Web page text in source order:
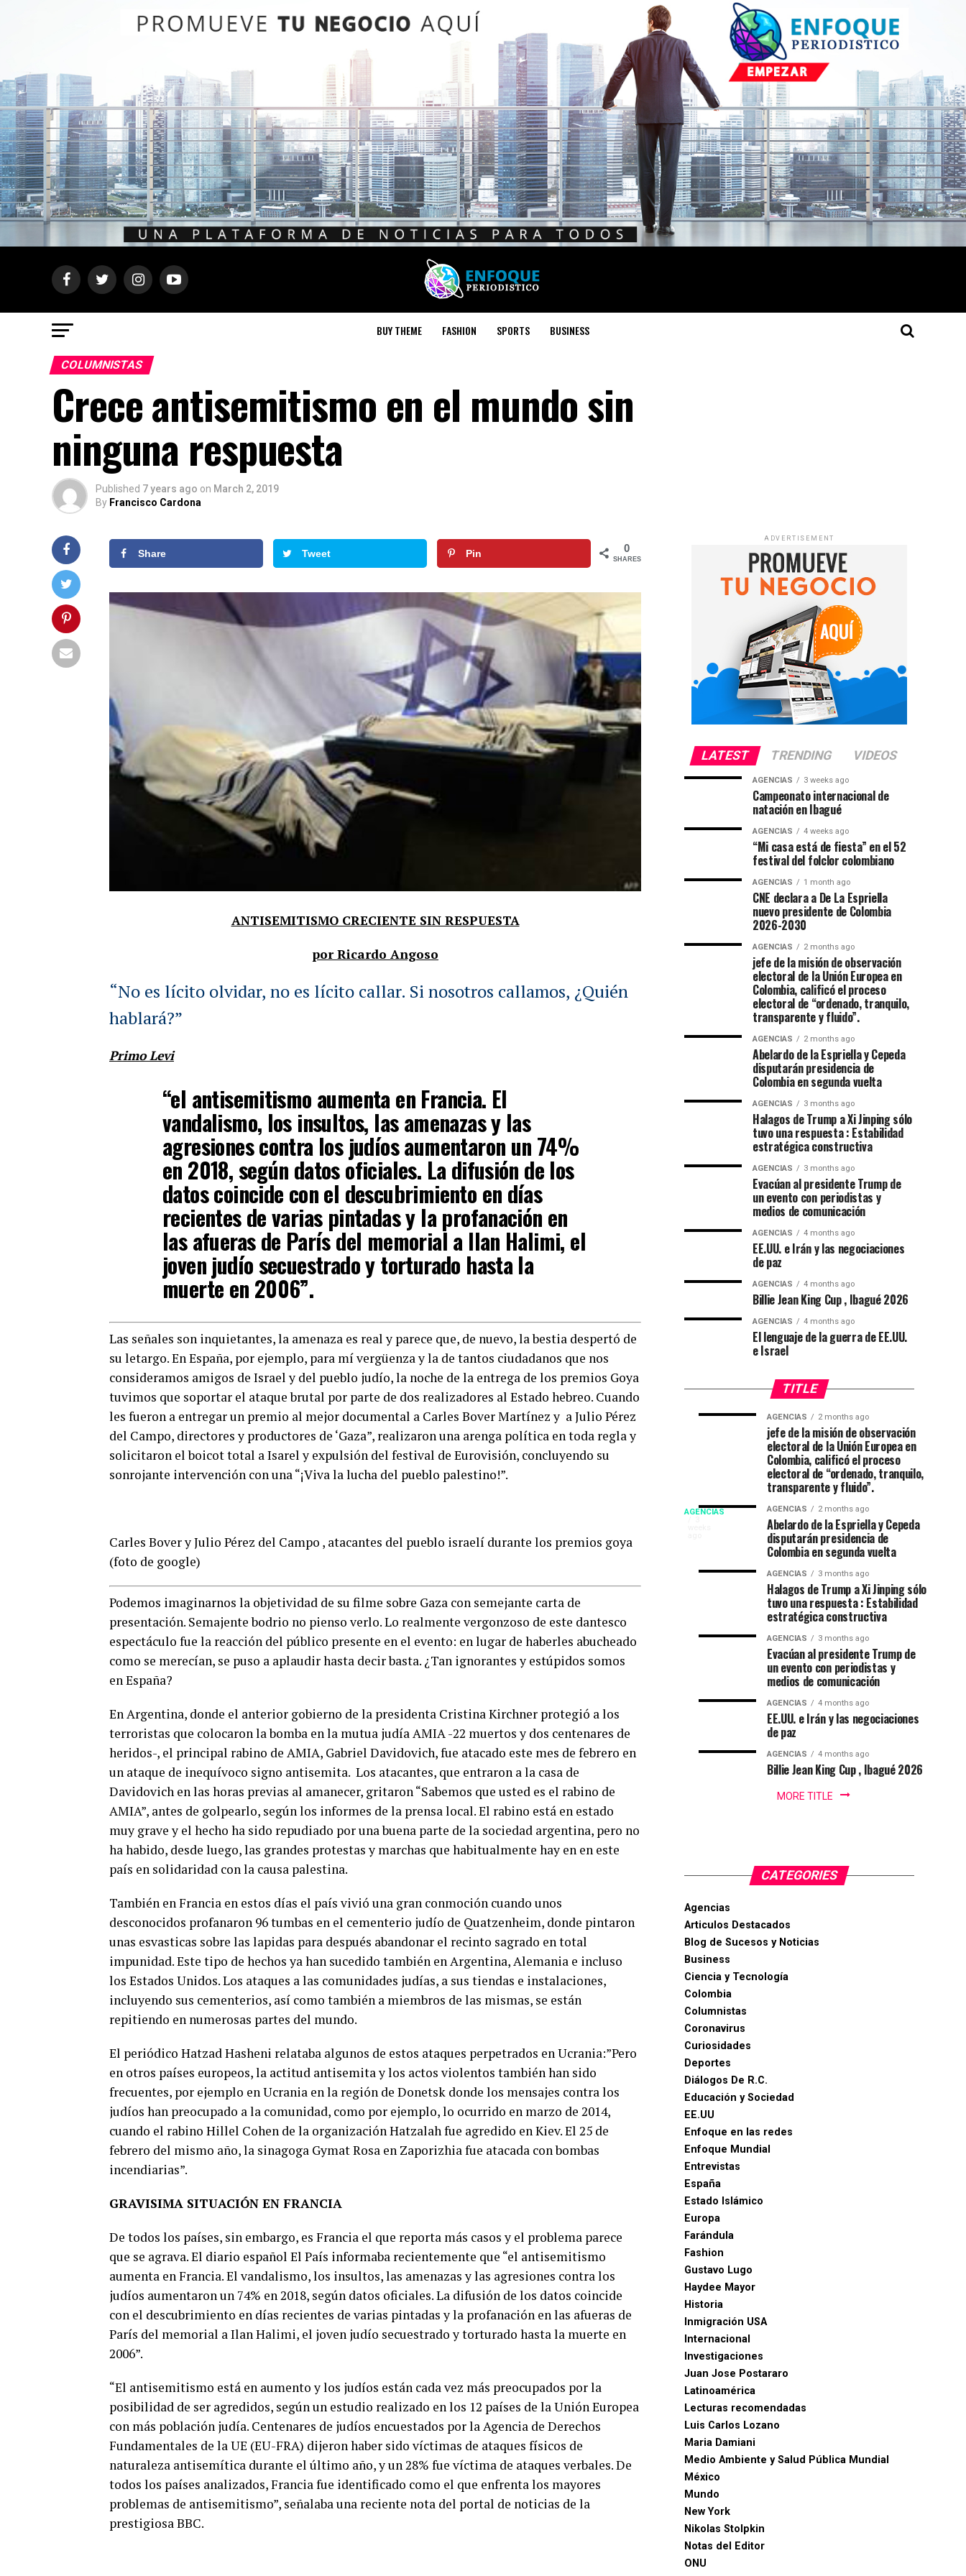
BUY THEME FASHION SPORTS BUSINESS
COLUMNISTAS
Crece antisemitismo en el mundo sin
ninguna respuesta
Published 7 years ago on March 2, 2019
By Francisco Cardona
Share Tweet Pin 0
SHARES
ANTISEMITISMO CRECIENTE SIN RESPUESTA
por Ricardo Angoso
“No es lícito olvidar, no es lícito callar. Si nosotros callamos, ¿Quién
hablará?”
Primo Levi
“el antisemitismo aumenta en Francia. El
vandalismo, los insultos, las amenazas y las
agresiones contra los judíos aumentaron un 74%
en 2018, según datos oficiales. La difusión de los
datos coincide con el descubrimiento en días
recientes de varias pintadas y la profanación en
las afueras de París del memorial a Ilan Halimi, el
joven judío secuestrado y torturado hasta la
muerte en 2006”.
Las señales son inquietantes, la amenaza es real y parece que, de nuevo, la bestia despertó de
su letargo. En España, por ejemplo, para mí vergüenza y la de tantos ciudadanos que nos
consideramos amigos de Israel y del pueblo judío, la noche de la entrega de los premios Goya
tuvimos que soportar el ataque brutal por parte de dos realizadores al Estado hebreo. Cuando
les fueron a entregar un premio al mejor documental a Carles Bover Martínez y a Julio Pérez
del Campo, directores y productores de ‘Gaza”, realizaron una arenga política en toda regla y
solicitaron el boicot total a Isarel y expulsión del festival de Eurovisión, concluyendo su
sonrojante intervención con una “¡Viva la lucha del pueblo palestino!”.
Carles Bover y Julio Pérez del Campo , atacantes del pueblo israelí durante los premios goya
(foto de google)
Podemos imaginarnos la objetividad de su filme sobre Gaza con semejante carta de
presentación. Semajente bodrio no pienso verlo. Lo realmente vergonzoso de este dantesco
espectáculo fue la reacción del público presente en el evento: en lugar de haberles abucheado
como se merecían, se puso a aplaudir hasta decir basta. ¿Tan ignorantes y estúpidos somos
en España?
En Argentina, donde el anterior gobierno de la presidenta Cristina Kirchner protegió a los
terroristas que colocaron la bomba en la mutua judía AMIA -22 muertos y dos centenares de
heridos-, el principal rabino de AMIA, Gabriel Davidovich, fue atacado este mes de febrero en
un ataque de inequívoco signo antisemita. Los atacantes, que entraron a la casa de
Davidovich en las horas previas al amanecer, gritaron “Sabemos que usted es el rabino de
AMIA”, antes de golpearlo, según los informes de la prensa local. El rabino está en estado
muy grave y el hecho ha sido repudiado por una buena parte de la sociedad argentina, pero no
ha habido, desde luego, las grandes protestas y marchas que habitualmente hay en en este
país en solidaridad con la causa palestina.
También en Francia en estos días el país vivió una gran conmoción cuando unos
desconocidos profanaron 96 tumbas en el cementerio judío de Quatzenheim, donde pintaron
unas esvasticas sobre las lapidas para después abandonar el recinto sagrado en total
impunidad. Este tipo de hechos ya han sucedido también en Argentina, Alemania e incluso
los Estados Unidos. Los ataques a las comunidades judías, a sus tiendas e instalaciones,
incluyendo sus cementerios, así como también a miembros de las mismas, se están
repitiendo en numerosas partes del mundo.
El periódico Hatzad Hasheni relataba algunos de estos ataques perpetrados en Ucrania:”Pero
en otros países europeos, la actitud antisemita y los actos violentos también han sido
frecuentes, por ejemplo en Ucrania en la región de Donetsk donde los mensajes contra los
judíos han preocupado a la comunidad, como por ejemplo, lo ocurrido en marzo de 2014,
cuando el rabino Hillel Cohen de la organización Hatzalah fue agredido en Kiev. El 25 de
febrero del mismo año, la sinagoga Gymat Rosa en Zaporizhia fue atacada con bombas
incendiarias”.
GRAVISIMA SITUACIÓN EN FRANCIA
De todos los países, sin embargo, es Francia el que reporta más casos y el problema parece
que se agrava. El diario español El País informaba recientemente que “el antisemitismo
aumenta en Francia. El vandalismo, los insultos, las amenazas y las agresiones contra los
judíos aumentaron un 74% en 2018, según datos oficiales. La difusión de los datos coincide
con el descubrimiento en días recientes de varias pintadas y la profanación en las afueras de
París del memorial a Ilan Halimi, el joven judío secuestrado y torturado hasta la muerte en
2006”.
“El antisemitismo está en aumento y los judíos están cada vez más preocupados por la
posibilidad de ser agredidos, según un estudio realizado en los 12 países de la Unión Europea
con más población judía. Centenares de judíos encuestados por la Agencia de Derechos
Fundamentales de la UE (EU-FRA) dijeron haber sido víctimas de ataques físicos de
naturaleza antisemítica durante el último año, y un 28% fue víctima de ataques verbales. De
todos los países analizados, Francia fue identificado como el que enfrenta los mayores
problemas de antisemitismo”, señalaba una reciente nota del portal de noticias de la
prestigiosa BBC.
ADVERTISEMENT
LATEST TRENDING VIDEOS
AGENCIAS 3 weeks ago
Campeonato internacional de
natación en Ibagué
AGENCIAS 4 weeks ago
“Mi casa está de fiesta” en el 52
festival del folclor colombiano
AGENCIAS 1 month ago
CNE declara a De La Espriella
nuevo presidente de Colombia
2026-2030
AGENCIAS 2 months ago
jefe de la misión de observación
electoral de la Unión Europea en
Colombia, calificó el proceso
electoral de “ordenado, tranquilo,
transparente y fluido”.
AGENCIAS 2 months ago
Abelardo de la Espriella y Cepeda
disputarán presidencia de
Colombia en segunda vuelta
AGENCIAS 3 months ago
Halagos de Trump a Xi Jinping sólo
tuvo una respuesta : Estabilidad
estratégica constructiva
AGENCIAS 3 months ago
Evacúan al presidente Trump de
un evento con periodistas y
medios de comunicación
AGENCIAS 4 months ago
EE.UU. e Irán y las negociaciones
de paz
AGENCIAS 4 months ago
Billie Jean King Cup , Ibagué 2026
AGENCIAS 4 months ago
El lenguaje de la guerra de EE.UU.
e Israel
TITLE
AGENCIAS
Campeonato
internacional
natación
NEWS
fiesta”
en
festival
Espriella
AGENCIAS 2 months ago
jefe de la misión de observación
electoral de la Unión Europea en
Colombia, calificó el proceso
electoral de “ordenado, tranquilo,
transparente y fluido”.
AGENCIAS 2 months ago
Abelardo de la Espriella y Cepeda
disputarán presidencia de
Colombia en segunda vuelta
AGENCIAS 3 months ago
Halagos de Trump a Xi Jinping sólo
tuvo una respuesta : Estabilidad
estratégica constructiva
AGENCIAS 3 months ago
Evacúan al presidente Trump de
un evento con periodistas y
medios de comunicación
AGENCIAS 4 months ago
EE.UU. e Irán y las negociaciones
de paz
AGENCIAS 4 months ago
Billie Jean King Cup , Ibagué 2026
MORE TITLE
CATEGORIES
Agencias
Articulos Destacados
Blog de Sucesos y Noticias
Business
Ciencia y Tecnología
Colombia
Columnistas
Coronavirus
Curiosidades
Deportes
Diálogos De R.C.
Educación y Sociedad
EE.UU
Enfoque en las redes
Enfoque Mundial
Entrevistas
España
Estado Islámico
Europa
Farándula
Fashion
Gustavo Lugo
Haydee Mayor
Historia
Inmigración USA
Internacional
Investigaciones
Juan Jose Postararo
Latinoamérica
Lecturas recomendadas
Luis Carlos Lozano
Maria Damiani
Medio Ambiente y Salud Pública Mundial
México
Mundo
New York
Nikolas Stolpkin
Notas del Editor
ONU